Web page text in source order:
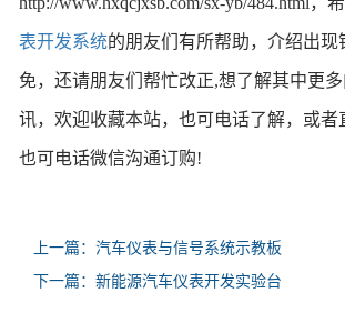
表开发系统的朋友们有所帮助，介绍出现
免，还请朋友们帮忙改正,想了解其中更
讯，欢迎收藏本站，也可电话了解，或者
也可电话微信沟通订购!
上一篇：汽车仪表与信号系统示教板
下一篇：新能源汽车仪表开发实验台